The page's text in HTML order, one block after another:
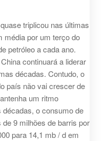
triplicou nas últimas
média por um terço do
petróleo a cada ano.
continuará a liderar
décadas. Contudo, o
país não vai crescer de
um ritmo
o consumo de
9 milhões de barris por
para 14,1 mb / d em